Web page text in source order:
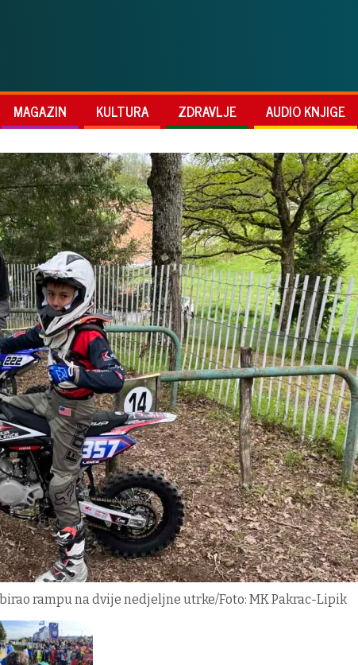
MAGAZIN KULTURA ZDRAVLJE AUDIO KNJIGE
rampu na dvije nedjeljne utrke/Foto: MK Pakrac-Lipik